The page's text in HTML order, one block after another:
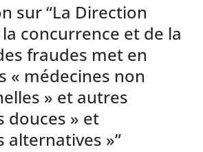
sur “La Direction
concurrence et de la
fraudes met en
« médecines non
» et autres
douces » et
alternatives »”